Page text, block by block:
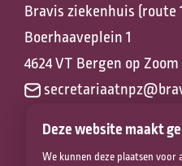
Deze website maakt
We kunnen deze plaatsen voor
Bravis ziekenhuis (route
Boerhaaveplein 1
4624 VT Bergen op Zoom